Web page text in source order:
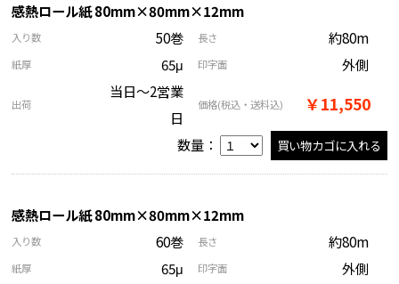
感熱ロール紙 80mm×80mm×12mm
入り数 50巻 長さ 約80m
紙厚 65μ 印字面 外側
出荷
当日～2営業
日
価格(税込・送料込) ￥11,550
数量：
感熱ロール紙 80mm×80mm×12mm
入り数 60巻 長さ 約80m
紙厚 65μ 印字面 外側